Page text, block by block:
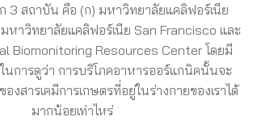
3 สถาบัน คือ (ก) มหาวิทยาลัยแคลิฟอร์เนีย
หาวิทยาลัยแคลิฟอร์เนีย San Francisco และ
Biomonitoring Resources Center โดยมี
นการดูว่า การบริโภคอาหารออร์แกนิคนั้นจะ
งสารเคมีการเกษตรที่อยู่ในร่างกายของเราได้
มากน้อยเท่าไหร่